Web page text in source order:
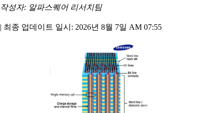
작성자: 알파스퀘어 리서치팀
| 최종 업데이트 일시: 2026년 8월 7일 AM 07:55